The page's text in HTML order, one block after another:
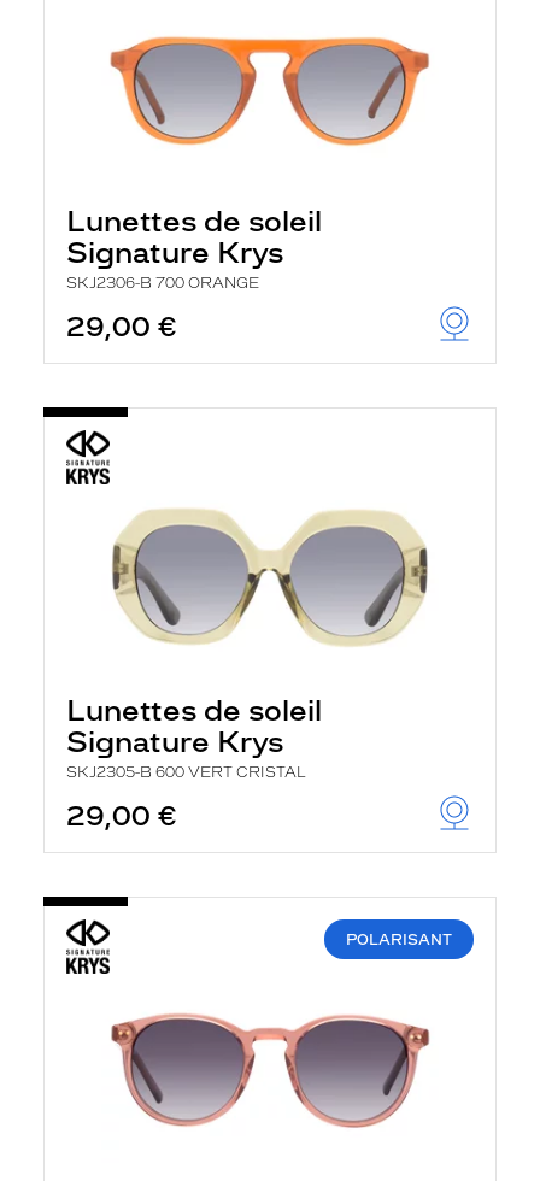
Lunettes de soleil
Signature Krys
SKJ2306-B 700 ORANGE
29,00 €
Lunettes de soleil
Signature Krys
SKJ2305-B 600 VERT CRISTAL
29,00 €
POLARISANT